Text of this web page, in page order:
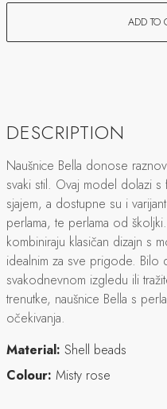
ADD TO
DESCRIPTION
Naušnice Bella donose
svaki stil. Ovaj model dolazi s
sjajem, a dostupne su i
perlama, te perlama od
kombiniraju klasičan dizajn s
idealnim za sve prigode. Bilo
svakodnevnom izgledu ili
trenutke, naušnice Bella s
očekivanja.
Material: Shell beads
Colour: Misty rose